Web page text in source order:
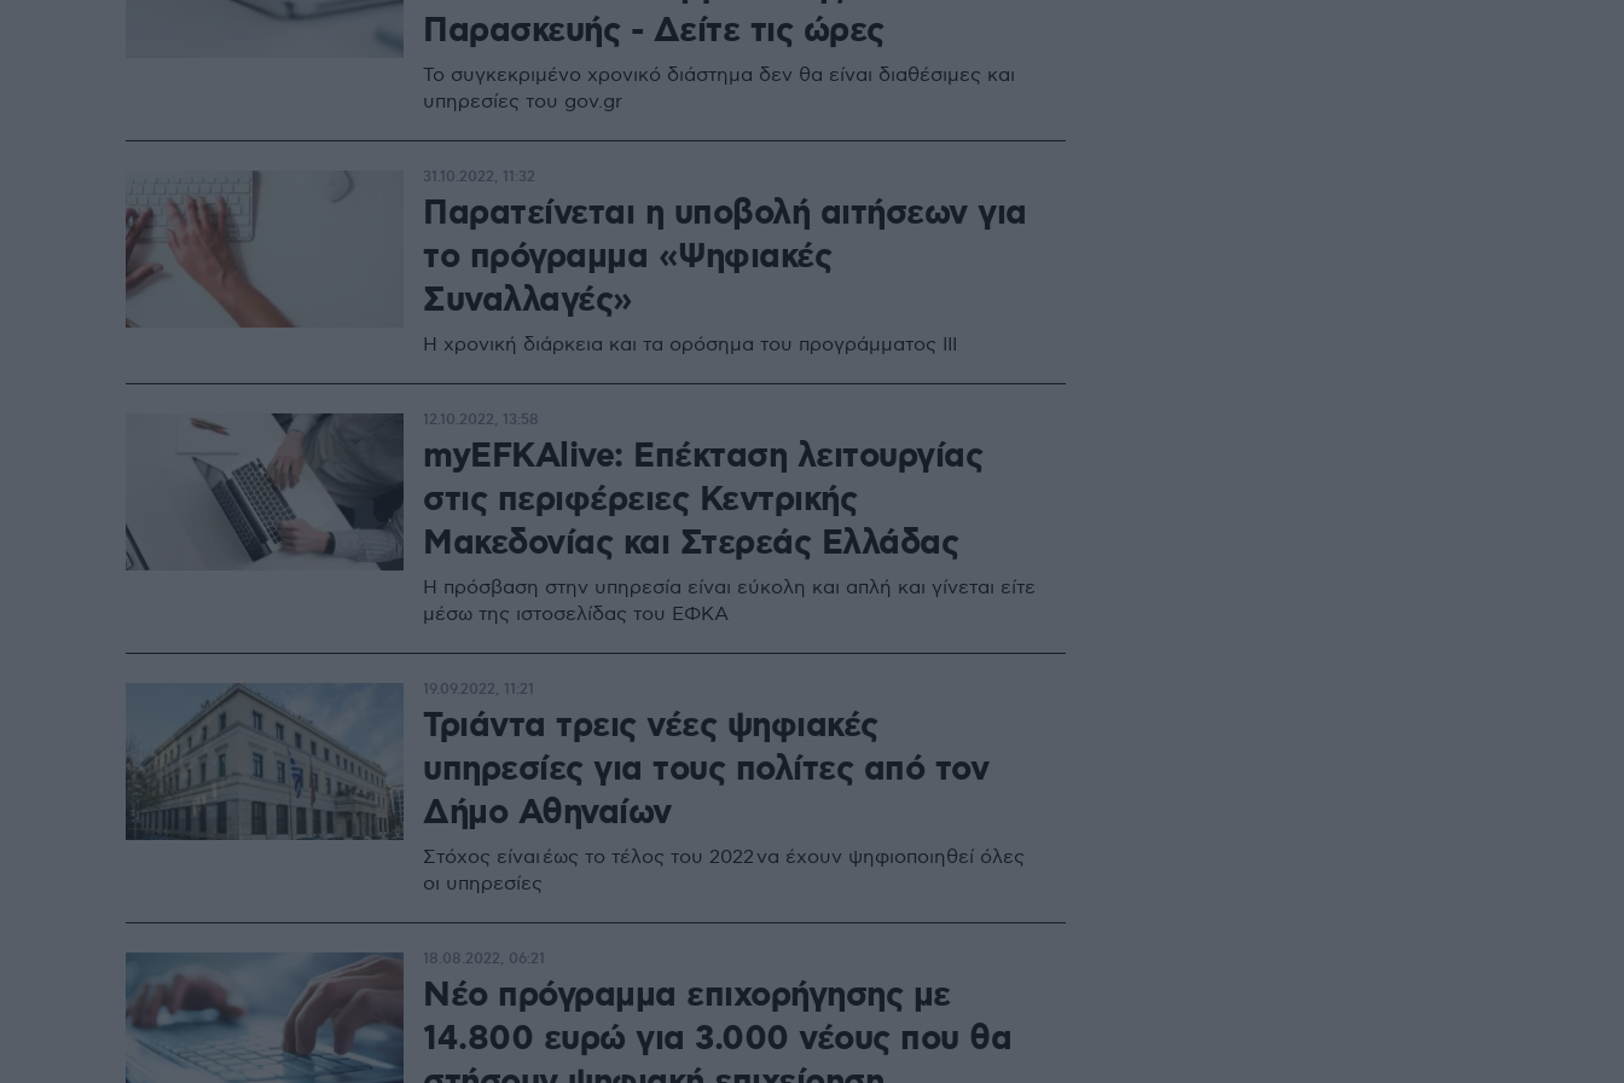
Παρασκευής - Δείτε τις ώρες
Το συγκεκριμένο χρονικό διάστημα δεν θα είναι διαθέσιμες και
υπηρεσίες του gov.gr
Παρατείνεται η υποβολή αιτήσεων για
το πρόγραμμα «Ψηφιακές
Συναλλαγές»
Η χρονική διάρκεια και τα ορόσημα του προγράμματος ΙΙΙ
31.10.2022, 11:32
myEFKAlive: Επέκταση λειτουργίας
στις περιφέρειες Κεντρικής
Μακεδονίας και Στερεάς Ελλάδας
Η πρόσβαση στην υπηρεσία είναι εύκολη και απλή και γίνεται είτε
μέσω της ιστοσελίδας του ΕΦΚΑ
12.10.2022, 13:58
Τριάντα τρεις νέες ψηφιακές
υπηρεσίες για τους πολίτες από τον
Δήμο Αθηναίων
Στόχος είναι έως το τέλος του 2022 να έχουν ψηφιοποιηθεί όλες
οι υπηρεσίες
19.09.2022, 11:21
Nέο πρόγραμμα επιχορήγησης με
14.800 ευρώ για 3.000 νέους που θα
18.08.2022, 06:21